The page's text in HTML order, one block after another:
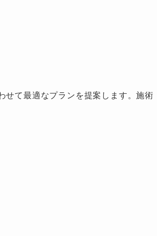
せて最適なプランを提案します。施術